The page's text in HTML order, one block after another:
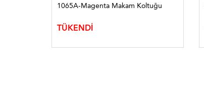
1065A-Magenta Makam Koltuğu
TÜKENDİ